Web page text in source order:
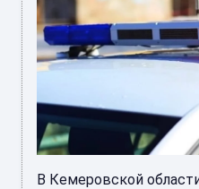
В Кемеровской